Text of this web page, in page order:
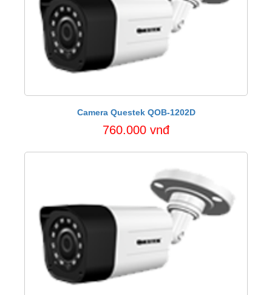
Camera Questek QOB-1202D
760.000 vnđ